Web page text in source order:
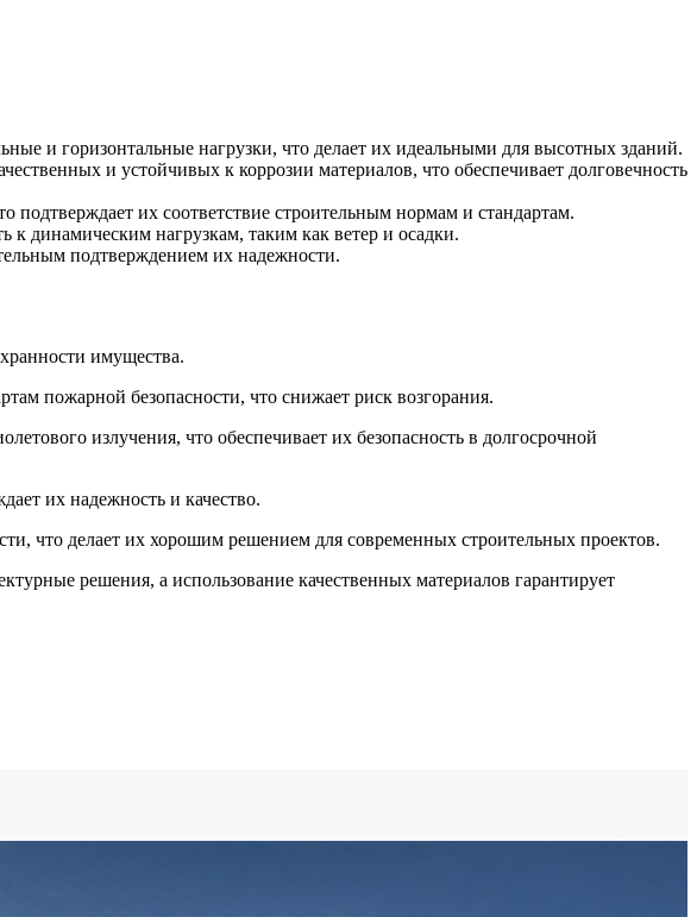
и горизонтальные нагрузки, что делает их идеальными для высотных зданий.
и устойчивых к коррозии материалов, что обеспечивает долговечность
подтверждает их соответствие строительным нормам и стандартам.
динамическим нагрузкам, таким как ветер и осадки.
подтверждением их надежности.
имущества.
пожарной безопасности, что снижает риск возгорания.
излучения, что обеспечивает их безопасность в долгосрочной
их надежность и качество.
что делает их хорошим решением для современных строительных проектов.
решения, а использование качественных материалов гарантирует